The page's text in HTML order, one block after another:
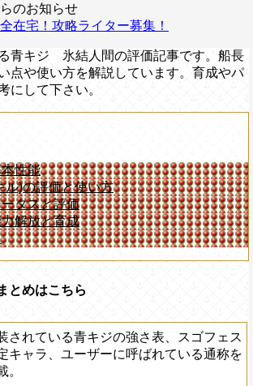
のお知らせ
在宅！攻略ライター募集！
青キジ 氷結人間の評価記事です。船長
点や使い方を解説しています。育成やパ
にして下さい。
性能
ル)の評価と使い方
タスと評価
解放と育成
とめはこちら
されている青キジの強さ表、スゴフェス
キャラ、ユーザーに呼ばれている通称を
。